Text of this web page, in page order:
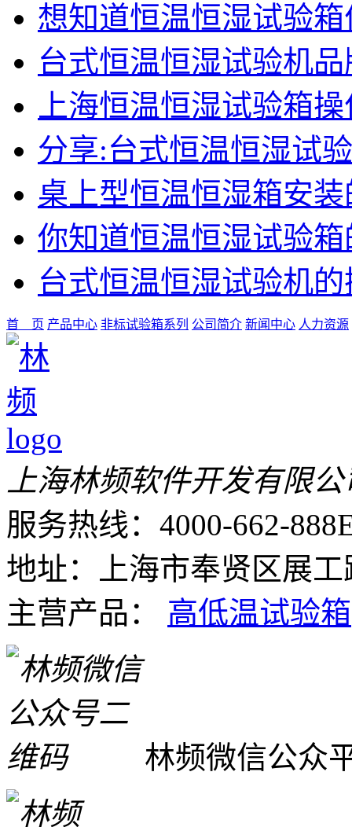
想知道恒温恒湿试验
台式恒温恒湿试验机
上海恒温恒湿试验箱
分享:台式恒温恒湿试
桌上型恒温恒湿箱安
你知道恒温恒湿试验
台式恒温恒湿试验机
首 页 产品中心 非标试验箱系列 公司简介 新闻中心 人力资源
上海林频软件开发有限公
服务热线：4000-662-888
地址：上海市奉贤区展工
主营产品： 高低温试验箱
林频微信公众